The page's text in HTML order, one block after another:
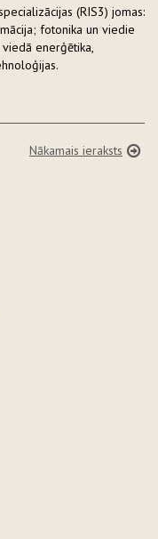
(RIS3) jomas:
fotonika un viedie
enerģētika,
Nākamais ieraksts